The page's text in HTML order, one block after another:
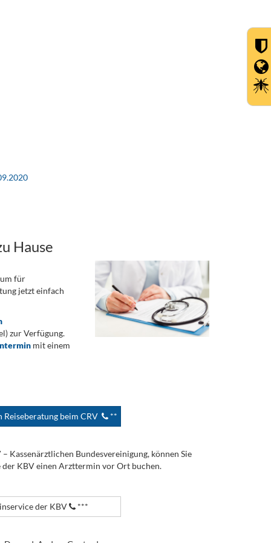
Hause
für
jetzt einfach
zur Verfügung.
mit einem
Reiseberatung beim CRV **
Kassenärztlichen Bundesvereinigung, können Sie
der KBV einen Arzttermin vor Ort buchen.
der KBV ***